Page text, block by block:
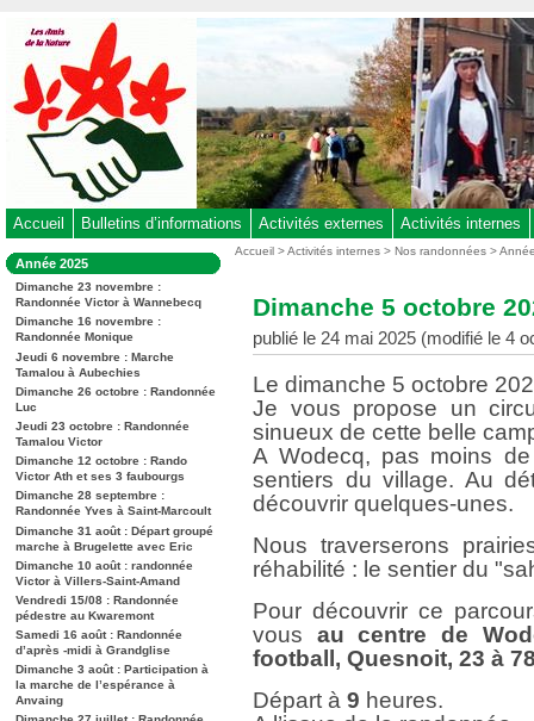
au
contenu
-
Aller
au
menu
-
à
la
recherche
Accueil Bulletins d’informations Activités externes Activités internes
Dans
la
rubrique
:
Année 2025
Dimanche 23 novembre :
Randonnée Victor à Wannebecq
Dimanche 16 novembre :
Randonnée Monique
Jeudi 6 novembre : Marche
Tamalou à Aubechies
Dimanche 26 octobre : Randonnée
Luc
Jeudi 23 octobre : Randonnée
Tamalou Victor
Dimanche 12 octobre : Rando
Victor Ath et ses 3 faubourgs
Dimanche 28 septembre :
Randonnée Yves à Saint-Marcoult
Dimanche 31 août : Départ groupé
marche à Brugelette avec Eric
Dimanche 10 août : randonnée
Victor à Villers-Saint-Amand
Vendredi 15/08 : Randonnée
pédestre au Kwaremont
Samedi 16 août : Randonnée
d’après -midi à Grandglise
Dimanche 3 août : Participation à
la marche de l’espérance à
Anvaing
Vous
Accueil >Activités internes >Nos randonnées>
Dimanche 5 octobre
publié le 24 mai 2025 (modifié le 4
Le dimanche 5 octobre
Je vous propose un
sinueux de cette belle
A Wodecq, pas moins
sentiers du village. Au
découvrir quelques-unes.
Nous traverserons
réhabilité : le sentier du
Pour découvrir ce
vous au centre de
football, Quesnoit, 23 à
Départ à 9 heures.